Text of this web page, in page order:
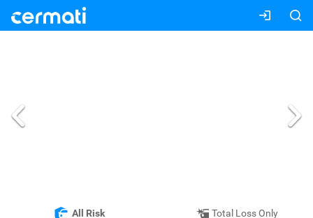
All Risk Total Loss Only